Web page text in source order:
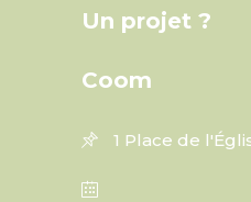
Un projet ?
Coom
1 Place de